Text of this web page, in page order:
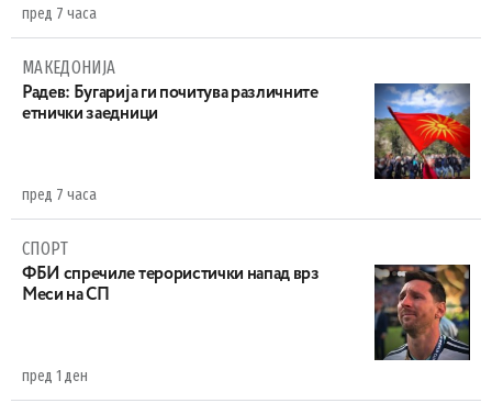
пред 7 часа
МАКЕДОНИЈА
Радев: Бугарија ги почитува различните
етнички заедници
пред 7 часа
СПОРТ
ФБИ спречиле терористички напад врз
Меси на СП
пред 1 ден